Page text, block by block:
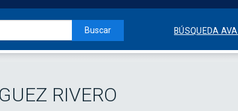
Buscar BÚSQUEDA
RIVERO